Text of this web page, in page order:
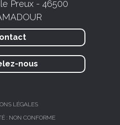
Preux - 46500
nous
LÉGALES
: NON CONFORME